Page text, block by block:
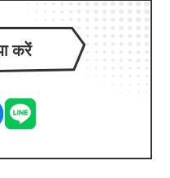
करें